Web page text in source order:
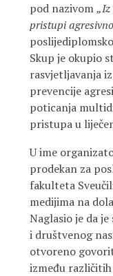
pod nazivom
pristupi
Skup je okupio
rasvjetljavanja
prevencije
poticanja
pristupa u
U ime
prodekan za
fakulteta
medijima na
Naglasio je da
i društvenog
otvoreno
između